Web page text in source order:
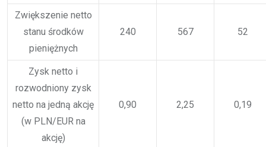
Zwiększenie netto
stanu środków
pieniężnych
240 567 52
Zysk netto i
rozwodniony zysk
netto na jedną akcję
(w PLN/EUR na
akcję)
0,90 2,25 0,19